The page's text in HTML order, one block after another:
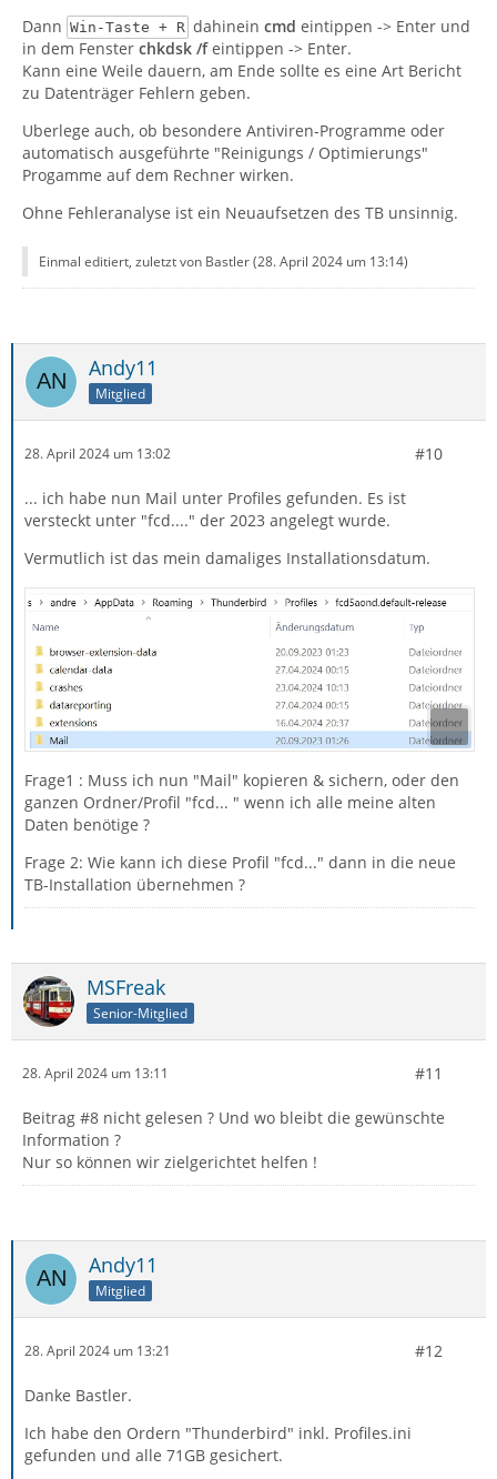
Dann Win-Taste + R dahinein cmd eintippen -> Enter und
in dem Fenster chkdsk /feintippen -> Enter.
Kann eine Weile dauern, am Ende sollte es eine Art Bericht
zu Datenträger Fehlern geben.
Uberlege auch, ob besondere Antiviren-Programme oder
automatisch ausgeführte "Reinigungs / Optimierungs"
Progamme auf dem Rechner wirken.
Ohne Fehleranalyse ist ein Neuaufsetzen des TB unsinnig.
Einmal editiert, zuletzt von Bastler (28. April 2024 um 13:14)
Andy11
Mitglied
28. April 2024 um 13:02 #10
... ich habe nun Mail unter Profiles gefunden. Es ist
versteckt unter "fcd...." der 2023 angelegt wurde.
Vermutlich ist das mein damaliges Installationsdatum.
Frage1 : Muss ich nun "Mail" kopieren & sichern, oder den
ganzen Ordner/Profil "fcd... " wenn ich alle meine alten
Daten benötige ?
Frage 2: Wie kann ich diese Profil "fcd..." dann in die neue
TB-Installation übernehmen ?
MSFreak
Senior-Mitglied
28. April 2024 um 13:11 #11
Beitrag #8 nicht gelesen ? Und wo bleibt die gewünschte
Information ?
Nur so können wir zielgerichtet helfen !
Andy11
Mitglied
28. April 2024 um 13:21 #12
Danke Bastler.
Ich habe den Ordern "Thunderbird" inkl. Profiles.ini
gefunden und alle 71GB gesichert.